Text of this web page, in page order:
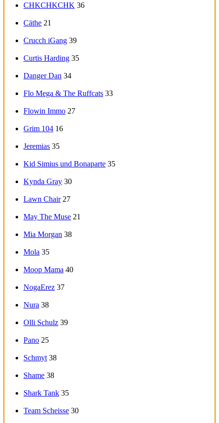
CHKCHKCHK 36
Cäthe 21
Crucch iGang 39
Curtis Harding 35
Danger Dan 34
Flo Mega & The Ruffcats 33
Flowin Immo 27
Grim 104 16
Jeremias 35
Kid Simius und Bonaparte 35
Kynda Gray 30
Lawn Chair 27
May The Muse 21
Mia Morgan 38
Mola 35
Moop Mama 40
NogaErez 37
Nura 38
Olli Schulz 39
Pano 25
Schmyt 38
Shame 38
Shark Tank 35
Team Scheisse 30